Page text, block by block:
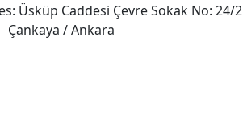
Üsküp Caddesi Çevre Sokak No: 24/2
Çankaya / Ankara